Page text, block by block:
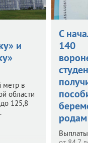
и
метр в
области
125,8
С
140
родам